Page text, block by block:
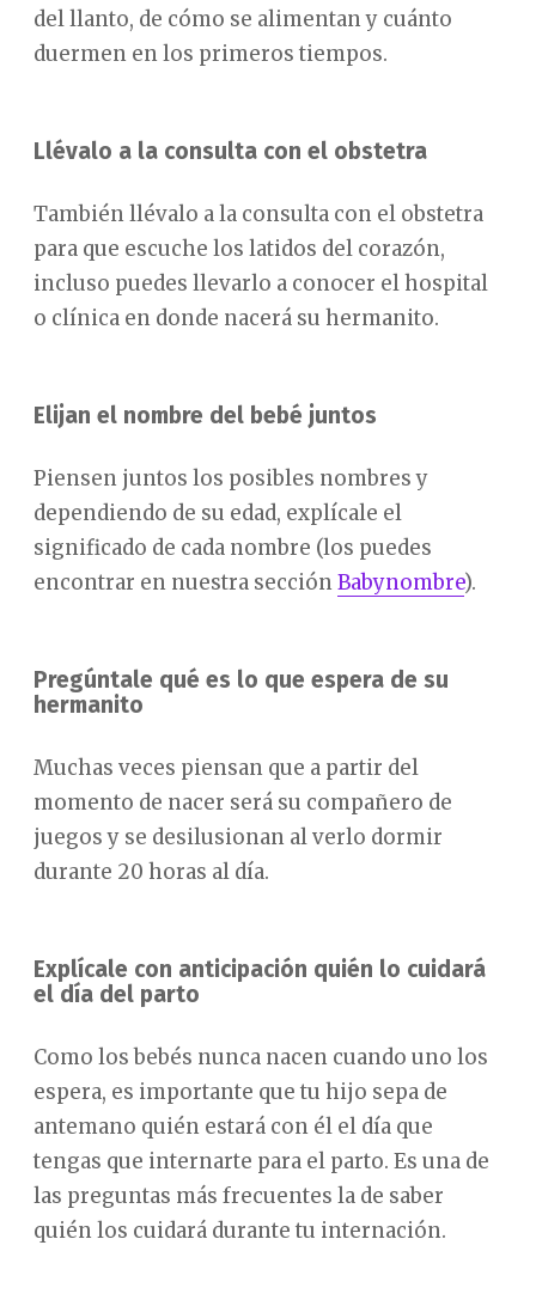
del llanto, de cómo se alimentan y cuánto
duermen en los primeros tiempos.
Llévalo a la consulta con el obstetra
También llévalo a la consulta con el obstetra
para que escuche los latidos del corazón,
incluso puedes llevarlo a conocer el hospital
o clínica en donde nacerá su hermanito.
Elijan el nombre del bebé juntos
Piensen juntos los posibles nombres y
dependiendo de su edad, explícale el
significado de cada nombre (los puedes
encontrar en nuestra secciónBabynombre).
Pregúntale qué es lo que espera de su
hermanito
Muchas veces piensan que a partir del
momento de nacer será su compañero de
juegos y se desilusionan al verlo dormir
durante 20 horas al día.
Explícale con anticipación quién lo cuidará
el día del parto
Como los bebés nunca nacen cuando uno los
espera, es importante que tu hijo sepa de
antemano quién estará con él el día que
tengas que internarte para el parto. Es una de
las preguntas más frecuentes la de saber
quién los cuidará durante tu internación.